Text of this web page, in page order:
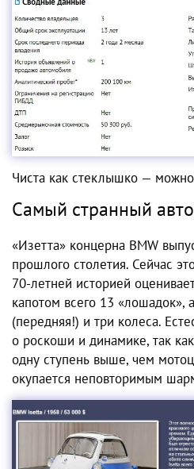
Чиста как стеклышко —
Самый странный
«Изетта» концерна BMW
прошлого столетия. Сейчас
70-летней историей
капотом всего 13 «лошадок»,
(передняя!) и три колеса.
о роскоши и динамике, так
одну ступень выше, чем
окупается неповторимым